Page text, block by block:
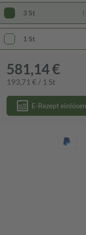
3 St
1 St
581,14 €
193,71 € / 1 St
E-Rezept einlösen